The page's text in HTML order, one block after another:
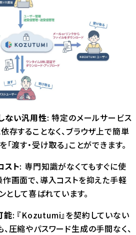
ない汎用性: 特定のメールサービス
存することなく、ブラウザ上で簡単
渡す・受け取る」ことができます。
スト: 専門知識がなくてもすぐに使
画面で、導入コストを抑えた手軽
として喜ばれています。
能: 『Kozutumi』を契約していない
圧縮やパスワード生成の手間なく、